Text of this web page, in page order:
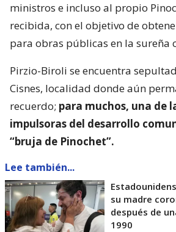
ministros e incluso al propio
recibida, con el objetivo de
para obras públicas en la sureña
Pirzio-Biroli se encuentra
Cisnes, localidad donde aún
recuerdo; para muchos, una de
impulsoras del desarrollo
“bruja de Pinochet”.
Lee también...
su madre
después de
1990